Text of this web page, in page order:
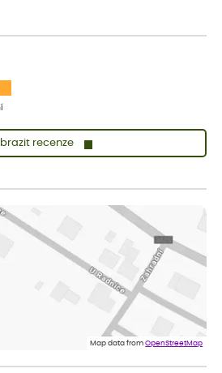
recenze
zabalené rostliny
před 1 dnem
zdravé, v perfektní formě a pečlivě
sem vrátím pro další nakup!
Map data fromOpenStreetMap